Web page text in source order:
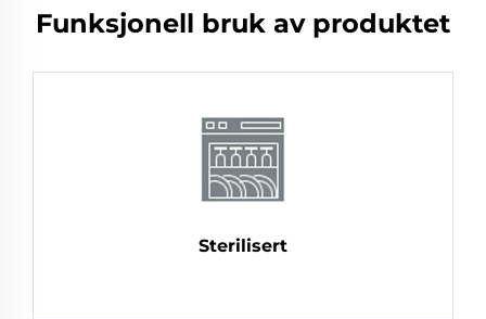
Funksjonell bruk av produktet
Sterilisert